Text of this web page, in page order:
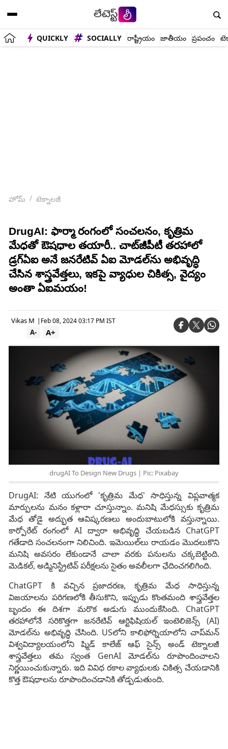
QUICKLY SOCIALLY రాష్ట్రీయం జాతీయం ప్రపంచం
హోమ్ టెక్నాలజీ
DrugAI: ఫార్మా రంగంలో సంచలనం, కృత్రిమ
మేధతో ఔషధాల తయారీ.. చాట్‌జీపీటీ తరహాలో
డ్రగ్‌ఏఐ అనే జనరేటివ్ ఏఐ మోడల్‌ను అభివృద్ధి
చేసిన శాస్త్రవేత్తలు, ఇకపై వ్యాధుల చికిత్స, వైద్యం
అంతా ఏఐమయం!
Vikas M | Feb 08, 2024 03:17 PM IST
A+
A-
drugAI To Design New Drugs | Pic: Pixabay
DrugAI: నేటి యుగంలో 'కృత్రిమ మేధ' సాధిస్తున్న విప్లవాత్మక
మార్పులను మనం కళ్లారా చూస్తున్నాం. మనిషి మేధస్సుకు కృత్రిమ
మేధ తోడై అద్భుత ఆవిష్కరణలు అందుబాటులోకి వస్తున్నాయి.
కార్పోరేట్ రంగంలో AI ద్వారా అభివృద్ధి చేయబడిన ChatGPT
గతేడాది సంచలనంగా నిలిచింది. ఇమెయిల్‌లు రాయడం మొదలుకొని
మనిషి అవసరం లేకుండానే చాలా వరకు పనులను చక్కబెట్టింది.
మెడికల్, అడ్మినిస్ట్రేటివ్ పరీక్షలను సైతం అవలీలగా ఛేదించగలిగింది.
ChatGPT కి వచ్చిన ప్రజాదరణ, కృత్రిమ మేధ సాధిస్తున్న
విజయాలను పరిగణలోకి తీసుకొని, ఇప్పుడు కొంతమంది శాస్త్రవేత్తల
బృందం ఈ దిశగా మరొక అడుగు ముందుకేసింది. ChatGPT
తరహాలోనే సరికొత్తగా జనరేటివ్ ఆర్టిఫిషియల్ ఇంటెలిజెన్స్ (AI)
మోడల్‌ను అభివృద్ధి చేసింది. USలోని కాలిఫోర్నియాలోని చాప్‌మన్
విశ్వవిద్యాలయంలోని ష్మిడ్ కాలేజ్ ఆఫ్ సైన్స్ అండ్ టెక్నాలజీ
శాస్త్రవేత్తలు తమ స్వంత GenAI మోడల్‌ను రూపొందించాలని
నిర్ణయించుకున్నారు. ఇది వివిధ రకాల వ్యాధులకు చికిత్స చేయడానికి
కొత్త ఔషధాలను రూపొందించడానికి తోడ్పడుతుంది.